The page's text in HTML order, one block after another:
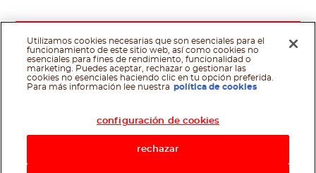
Asistente de recetas
Utilizamos cookies necesarias que son esenciales para el
funcionamiento de este sitio web, así como cookies no
esenciales para fines de rendimiento, funcionalidad o
marketing. Puedes aceptar, rechazar o gestionar las
cookies no esenciales haciendo clic en tu opción preferida.
Para más información lee nuestra política de cookies
configuración de cookies
rechazar